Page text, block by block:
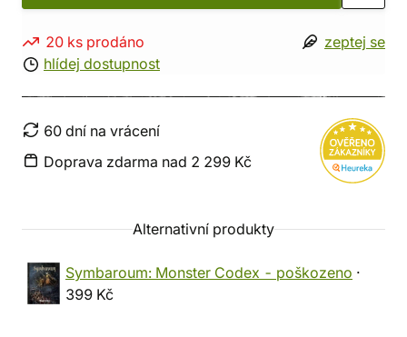
20 ks prodáno
hlídej dostupnost
zeptej se
60 dní na vrácení
Doprava zdarma nad 2 299 Kč
Alternativní produkty
Symbaroum: Monster Codex - poškozeno ·
399 Kč